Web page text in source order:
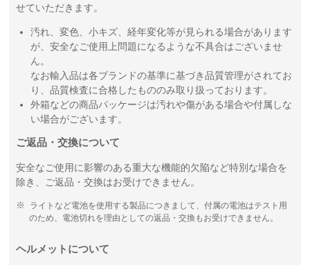
せていただきます。
汚れ、変色、小キズ、経年変化等が見られる場合があります
が、安全なご使用上問題になるような不具合はございませ
ん。
なお輸入品は各ブランドの基準に基づき品質管理がされてお
り、品質検査に合格したもののみ取り扱っております。
外箱などの商品パッケージは汚れや傷がある場合や付属しな
い場合がございます。
ご返品・交換について
安全なご使用に影響のある重大な機能的欠陥など特別な場合を
除き、ご返品・交換はお受けできません。
ライトなど電池を使用する製品につきまして、付属の電池はテスト用
のため、電池切れを理由としての返品・交換もお受けできません。
ヘルメットについて